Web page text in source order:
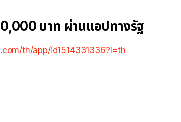
บาท ผ่านแอปทางรัฐ
th/app/id1514331336?l=th